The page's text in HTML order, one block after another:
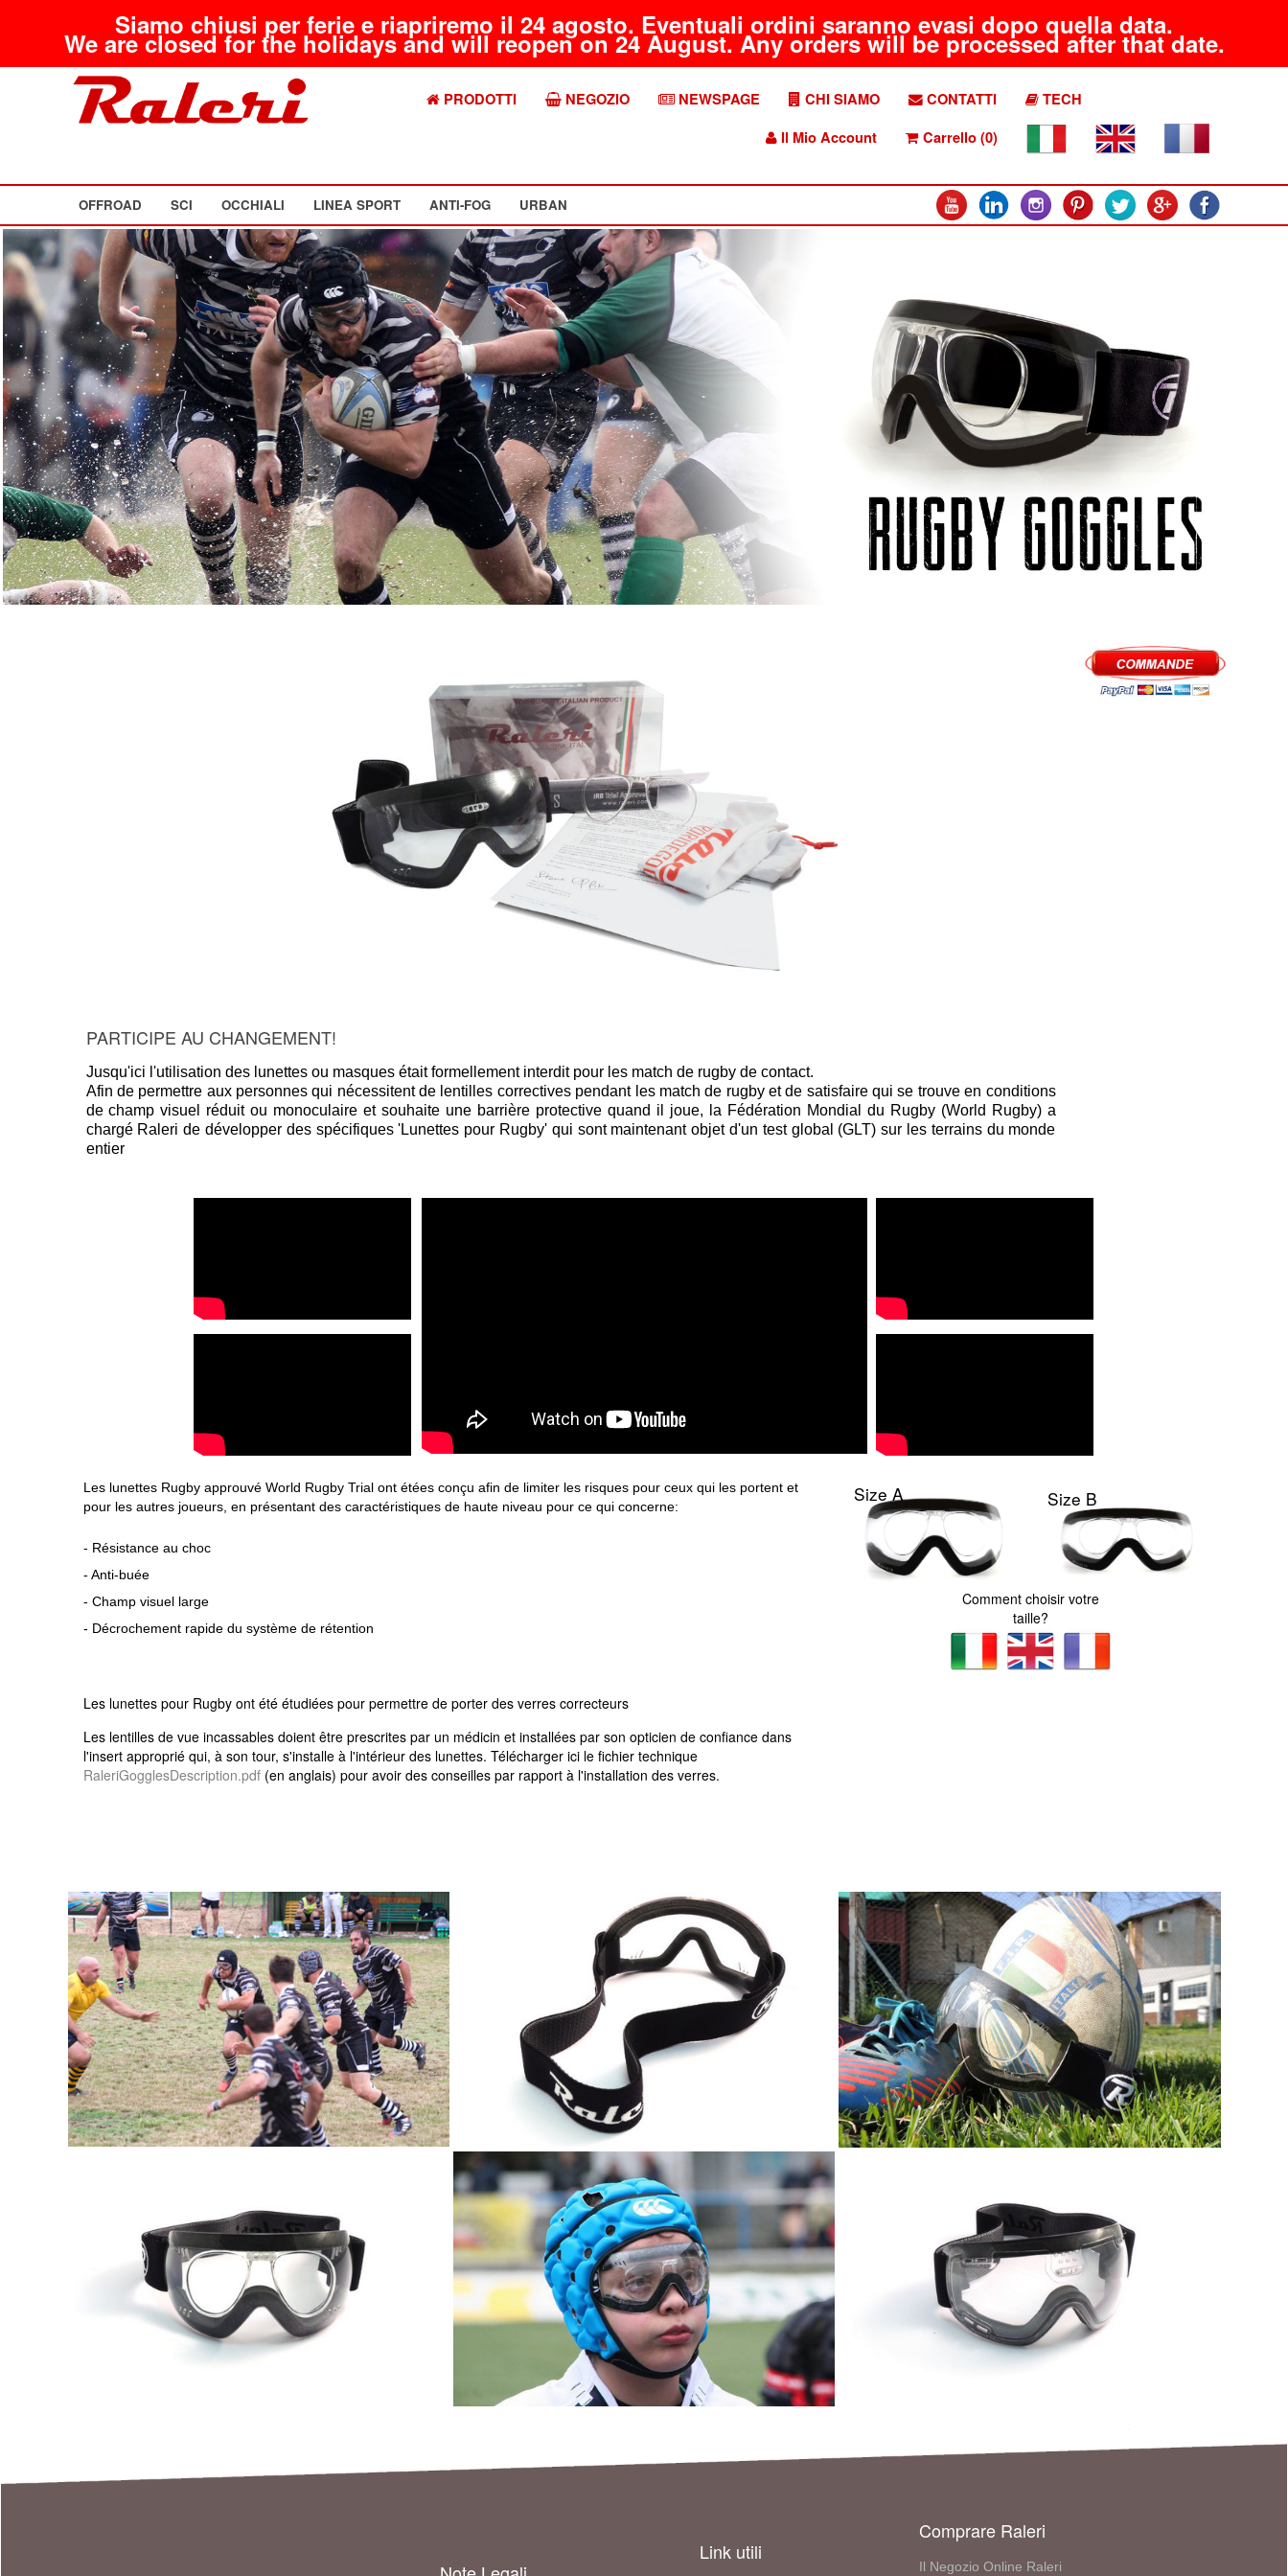
Siamo chiusi per ferie e riapriremo il 24 agosto. Eventuali ordini saranno evasi dopo quella data.
We are closed for the holidays and will reopen on 24 August. Any orders will be processed after that date.
PRODOTTI NEGOZIO NEWSPAGE CHI SIAMO CONTATTI
TECH
Il Mio Account
Carrello (0)
OFFROAD SCI OCCHIALI LINEA SPORT ANTI-FOG URBAN
PARTICIPE AU CHANGEMENT!
Jusqu'ici l'utilisation des lunettes ou masques était formellement interdit pour les match de rugby de contact.
Afin de permettre aux personnes qui nécessitent de lentilles correctives pendant les match de rugby et de satisfaire qui se trouve en conditions
de champ visuel réduit ou monoculaire et souhaite une barrière protective quand il joue, la Fédération Mondial du Rugby (World Rugby) a
chargé Raleri de développer des spécifiques 'Lunettes pour Rugby' qui sont maintenant objet d'un test global (GLT) sur les terrains du monde
entier
Les lunettes Rugby approuvé World Rugby Trial ont étées conçu afin de limiter les risques pour ceux qui les portent et
pour les autres joueurs, en présentant des caractéristiques de haute niveau pour ce qui concerne:
- Résistance au choc
- Anti-buée
- Champ visuel large
- Décrochement rapide du système de rétention
Les lunettes pour Rugby ont été étudiées pour permettre de porter des verres correcteurs
Les lentilles de vue incassables doient être prescrites par un médicin et installées par son opticien de confiance dans
l'insert approprié qui, à son tour, s'installe à l'intérieur des lunettes. Télécharger ici le fichier technique
RaleriGogglesDescription.pdf(en anglais) pour avoir des conseilles par rapport à l'installation des verres.
Size A Size B
Comment choisir votre
taille?
Link utili
Comprare Raleri
Il Negozio Online Raleri